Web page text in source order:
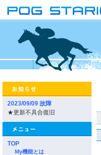
2023/09/09 故障
★更新不具合復旧
TOP
My機能とは